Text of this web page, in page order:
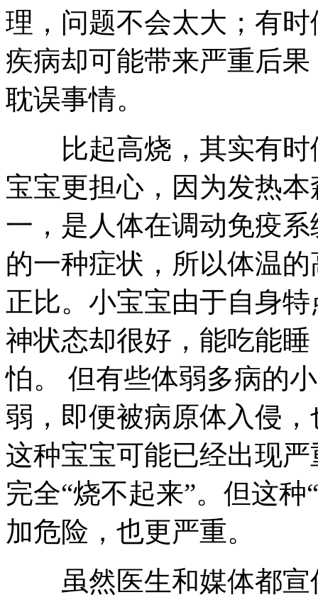
理，问题不会太大；有
疾病却可能带来严重后
耽误事情。
比起高烧，其实有时
宝宝更担心，因为发热
一，是人体在调动免疫
的一种症状，所以体温
正比。小宝宝由于自身
神状态却很好，能吃能
怕。 但有些体弱多病的
弱，即便被病原体入侵
这种宝宝可能已经出现
完全“烧不起来”。但这
加危险，也更严重。
虽然医生和媒体都宣